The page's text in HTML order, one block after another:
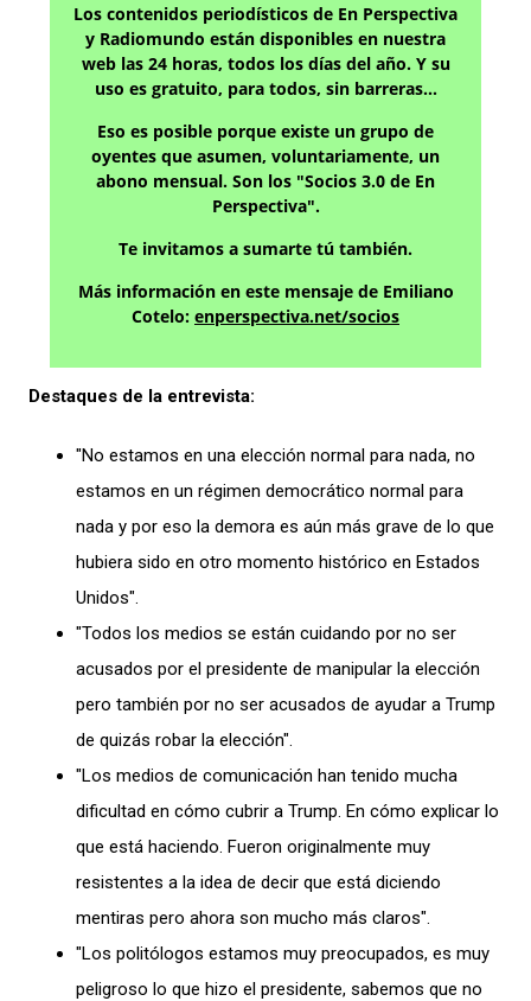
Los contenidos periodísticos de En Perspectiva
y Radiomundo están disponibles en nuestra
web las 24 horas, todos los días del año. Y su
uso es gratuito, para todos, sin barreras…
Eso es posible porque existe un grupo de
oyentes que asumen, voluntariamente, un
abono mensual. Son los "Socios 3.0 de En
Perspectiva".
Te invitamos a sumarte tú también.
Más información en este mensaje de Emiliano
Cotelo: enperspectiva.net/socios
Destaques de la entrevista:
"No estamos en una elección normal para nada, no
estamos en un régimen democrático normal para
nada y por eso la demora es aún más grave de lo que
hubiera sido en otro momento histórico en Estados
Unidos".
"Todos los medios se están cuidando por no ser
acusados por el presidente de manipular la elección
pero también por no ser acusados de ayudar a Trump
de quizás robar la elección".
"Los medios de comunicación han tenido mucha
dificultad en cómo cubrir a Trump. En cómo explicar lo
que está haciendo. Fueron originalmente muy
resistentes a la idea de decir que está diciendo
mentiras pero ahora son mucho más claros".
"Los politólogos estamos muy preocupados, es muy
peligroso lo que hizo el presidente, sabemos que no